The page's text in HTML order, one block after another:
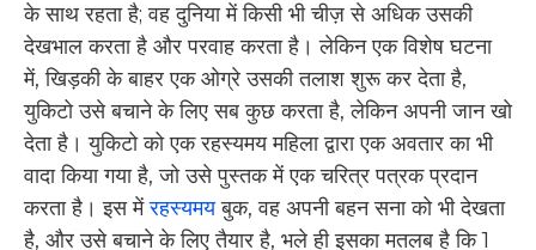
के साथ रहता है; वह दुनिया में किसी भी चीज़ से अधिक उसकी
देखभाल करता है और परवाह करता है। लेकिन एक विशेष घटना
में, खिड़की के बाहर एक ओग्रे उसकी तलाश शुरू कर देता है,
युकिटो उसे बचाने के लिए सब कुछ करता है, लेकिन अपनी जान खो
देता है। युकिटो को एक रहस्यमय महिला द्वारा एक अवतार का भी
वादा किया गया है, जो उसे पुस्तक में एक चरित्र पत्रक प्रदान
करता है। इस मेंरहस्यमयबुक, वह अपनी बहन सना को भी देखता
है, और उसे बचाने के लिए तैयार है, भले ही इसका मतलब है कि 1